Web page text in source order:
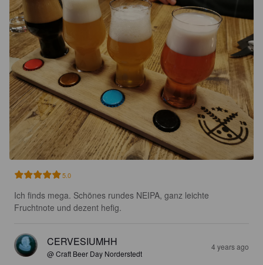
5.0
Ich finds mega. Schönes rundes NEIPA, ganz leichte
Fruchtnote und dezent hefig.
CERVESIUMHH
@ Craft Beer Day Norderstedt
4 years ago